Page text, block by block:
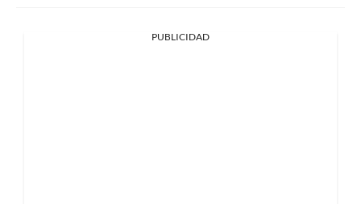
PUBLICIDAD